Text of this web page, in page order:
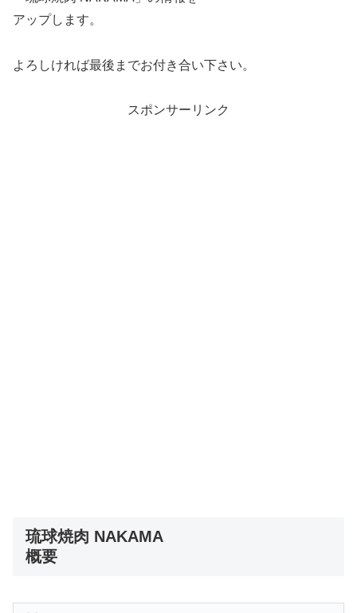
アップします。
よろしければ最後までお付き合い下さい。
スポンサーリンク
琉球焼肉 NAKAMA
概要